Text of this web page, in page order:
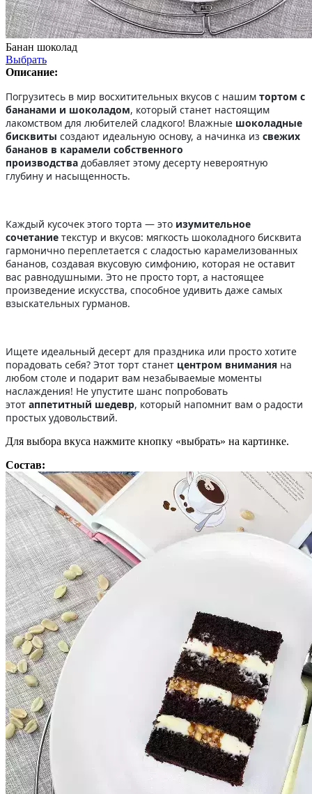
Банан шоколад
Выбрать
Описание:
Погрузитесь в мир восхитительных вкусов с нашим тортом с
бананами и шоколадом, который станет настоящим
лакомством для любителей сладкого! Влажные шоколадные
бисквиты создают идеальную основу, а начинка из свежих
бананов в карамели собственного
производства добавляет этому десерту невероятную
глубину и насыщенность.
Каждый кусочек этого торта — это изумительное
сочетание текстур и вкусов: мягкость шоколадного бисквита
гармонично переплетается с сладостью карамелизованных
бананов, создавая вкусовую симфонию, которая не оставит
вас равнодушными. Это не просто торт, а настоящее
произведение искусства, способное удивить даже самых
взыскательных гурманов.
Ищете идеальный десерт для праздника или просто хотите
порадовать себя? Этот торт станет центром внимания на
любом столе и подарит вам незабываемые моменты
наслаждения! Не упустите шанс попробовать
этот аппетитный шедевр, который напомнит вам о радости
простых удовольствий.
Для выбора вкуса нажмите кнопку «выбрать» на картинке.
Состав: